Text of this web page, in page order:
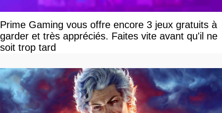
Prime Gaming vous offre encore 3 jeux gratuits à
garder et très appréciés. Faites vite avant qu'il ne
soit trop tard